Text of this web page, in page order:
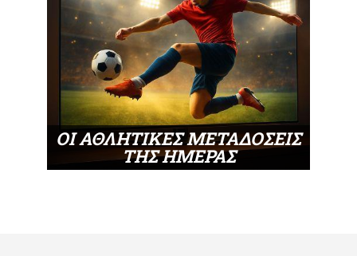
ΟΙ ΑΘΛΗΤΙΚΕΣ ΜΕΤΑΔΟΣΕΙΣ
ΤΗΣ ΗΜΕΡΑΣ